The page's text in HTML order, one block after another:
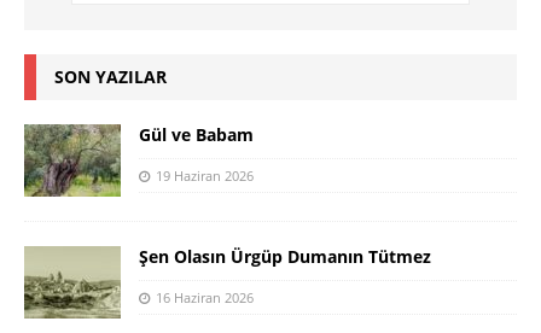
SON YAZILAR
Gül ve Babam
19 Haziran 2026
Şen Olasın Ürgüp Dumanın Tütmez
16 Haziran 2026